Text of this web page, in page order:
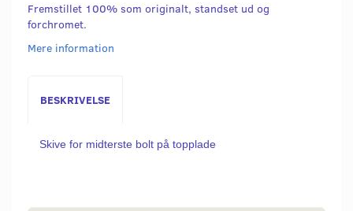
Fremstillet 100% som originalt, standset ud og
forchromet.
Mere information
BESKRIVELSE
Skive for midterste bolt på topplade